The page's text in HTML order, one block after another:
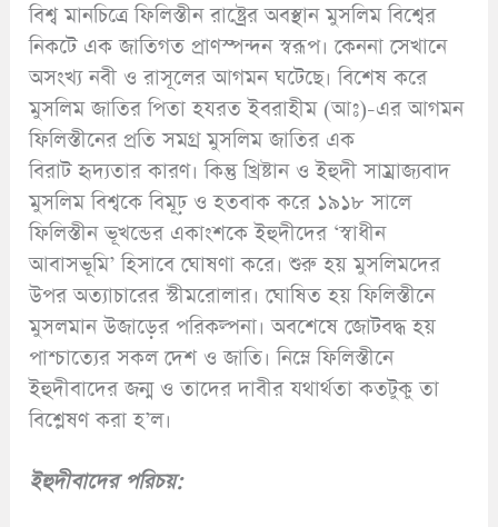
বিশ্ব মানচিত্রে ফিলিস্তীন রাষ্ট্রের অবস্থান মুসলিম বিশ্বের
নিকটে এক জাতিগত প্রাণস্পন্দন স্বরূপ। কেননা সেখানে
অসংখ্য নবী ও রাসূলের আগমন ঘটেছে। বিশেষ করে
মুসলিম জাতির পিতা হযরত ইবরাহীম (আঃ)-এর আগমন
ফিলিস্তীনের প্রতি সমগ্র মুসলিম জাতির এক
বিরাট হৃদ্যতার কারণ। কিন্তু খ্রিষ্টান ও ইহুদী সাম্রাজ্যবাদ
মুসলিম বিশ্বকে বিমূঢ় ও হতবাক করে ১৯১৮ সালে
ফিলিস্তীন ভূখন্ডের একাংশকে ইহুদীদের ‘স্বাধীন
আবাসভূমি’ হিসাবে ঘোষণা করে। শুরু হয় মুসলিমদের
উপর অত্যাচারের স্টীমরোলার। ঘোষিত হয় ফিলিস্তীনে
মুসলমান উজাড়ের পরিকল্পনা। অবশেষে জোটবদ্ধ হয়
পাশ্চাত্যের সকল দেশ ও জাতি। নিম্নে ফিলিস্তীনে
ইহুদীবাদের জন্ম ও তাদের দাবীর যথার্থতা কতটুকু তা
বিশ্লেষণ করা হ’ল।
ইহুদীবাদেরপরিচয়: